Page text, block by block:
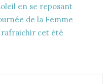
en se reposant
de la Femme
rafraichir cet été